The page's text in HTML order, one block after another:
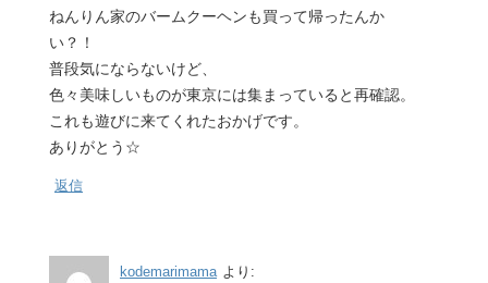
ねんりん家のバームクーヘンも買って帰ったんか
い？！
普段気にならないけど、
色々美味しいものが東京には集まっていると再確認。
これも遊びに来てくれたおかげです。
ありがとう☆
返信
kodemarimama より: